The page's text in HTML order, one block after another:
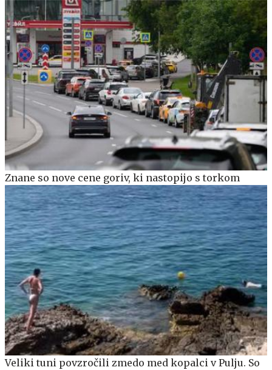
Znane so nove cene goriv, ki nastopijo s torkom
Veliki tuni povzročili zmedo med kopalci v Pulju. So